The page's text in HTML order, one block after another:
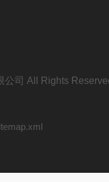
公司 All Rights